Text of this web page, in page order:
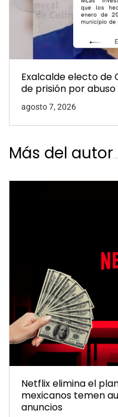
Exalcalde electo de
de prisión por abuso
agosto 7, 2026
Más del autor
Netflix elimina el
mexicanos temen
anuncios